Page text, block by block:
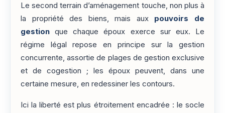
Le second terrain d’aménagement touche, non plus à
la propriété des biens, mais aux pouvoirs de
gestion que chaque époux exerce sur eux. Le
régime légal repose en principe sur la gestion
concurrente, assortie de plages de gestion exclusive
et de cogestion ; les époux peuvent, dans une
certaine mesure, en redessiner les contours.
Ici la liberté est plus étroitement encadrée : le socle